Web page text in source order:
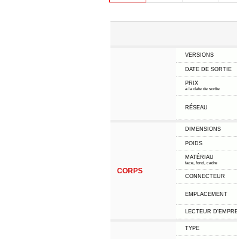
VERSIONS
DATE DE SORTIE
PRIX
à la date de sortie
RÉSEAU
CORPS
DIMENSIONS
POIDS
MATÉRIAU
face, fond, cadre
CONNECTEUR
EMPLACEMENT
LECTEUR
TYPE